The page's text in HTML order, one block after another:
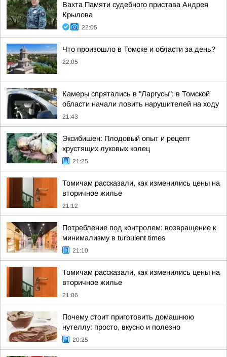
Вахта Памяти судебного пристава Андрея
Крылова
22:05
Что произошло в Томске и области за день?
22:05
Камеры спрятались в "Ларгусы": в Томской
области начали ловить нарушителей на ходу
21:43
Эксибишен: Плодовый опыт и рецепт
хрустящих луковых колец
21:25
Томичам рассказали, как изменились цены на
вторичное жилье
21:12
Потребление под контролем: возвращение к
минимализму в turbulent times
21:10
Томичам рассказали, как изменились цены на
вторичное жилье
21:06
Почему стоит приготовить домашнюю
нутеллу: просто, вкусно и полезно
20:25